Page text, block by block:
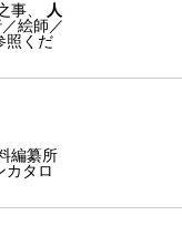
事、
人
絵師／
照くだ
編纂所
カタロ